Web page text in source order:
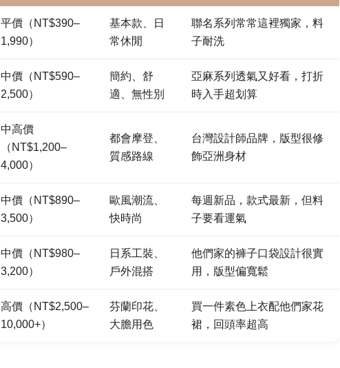
平價（NT$390–
1,990）
基本款、日
常休閒
聯名系列常常這裡獨家，料
子耐洗
中價（NT$590–
2,500）
簡約、舒
適、無性別
亞麻系列透氣又好看，打折
時入手超划算
中高價
（NT$1,200–
4,000）
都會摩登、
質感路線
台灣設計師品牌，版型很修
飾亞洲身材
中價（NT$890–
3,500）
歐風潮流、
快時尚
每週新品，款式最新，但料
子要看運氣
中價（NT$980–
3,200）
日系工裝、
戶外混搭
他們家的褲子口袋設計很實
用，版型偏寬鬆
高價（NT$2,500–
10,000+）
芬蘭印花、
大膽用色
買一件素色上衣配他們家花
裙，回頭率超高